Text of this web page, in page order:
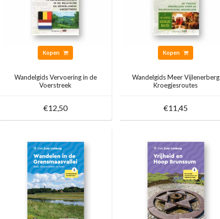
Kopen
Wandelgids Vervoering in de
Voerstreek
€12,50
Kopen
Wandelgids Meer Vijlenerberg
Kroegjesroutes
€11,45